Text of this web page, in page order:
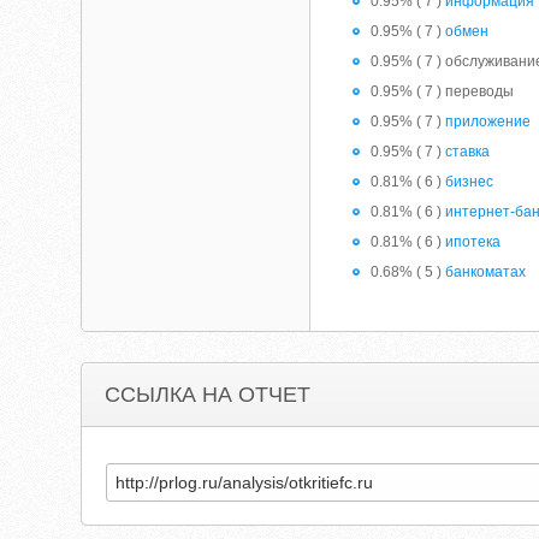
0.95% ( 7 )обмен
0.95% ( 7 )
0.95% ( 7 ) переводы
0.95% ( 7 )приложение
0.95% ( 7 )ставка
0.81% ( 6 )бизнес
0.81% ( 6 )интернет-
0.81% ( 6 )ипотека
0.68% ( 5 )банкоматах
ССЫЛКА НА ОТЧЕТ